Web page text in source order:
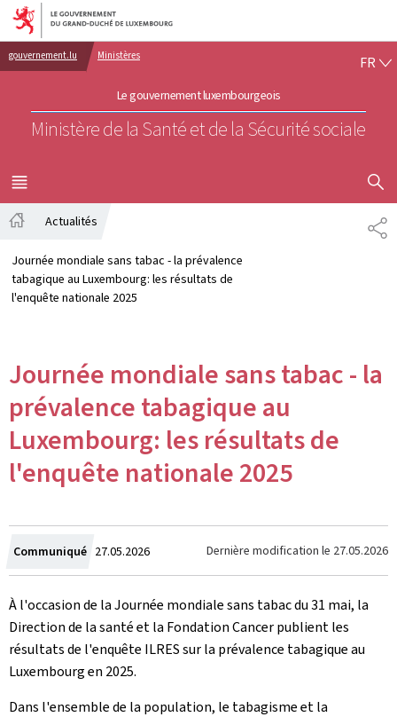
Aller au menu principal
Aller au contenu
gouvernement.lu Ministères
Le gouvernement luxembourgeois
Ministère de la Santé et de la Sécurité sociale
FR
MENU
PRINCIPAL
Actualités
Journée mondiale sans tabac - la prévalence
tabagique au Luxembourg: les résultats de
l'enquête nationale 2025
Journée mondiale sans tabac - la
prévalence tabagique au
Luxembourg: les résultats de
l'enquête nationale 2025
Communiqué Crée
le
27.05.2026 Dernière modification le 27.05.2026
À l'occasion de la Journée mondiale sans tabac du 31 mai, la
Direction de la santé et la Fondation Cancer publient les
résultats de l'enquête ILRES sur la prévalence tabagique au
Luxembourg en 2025.
Dans l'ensemble de la population, le tabagisme et la